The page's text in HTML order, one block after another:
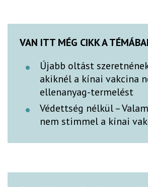
VAN ITT MÉG CIKK A
Újabb oltást
akiknél a kínai vakcina
ellenanyag-termelést
Védettség nélkül –
nem stimmel a kínai